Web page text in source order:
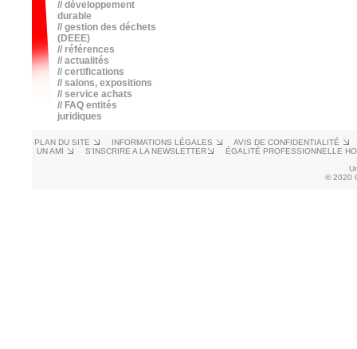
// développement
durable
// gestion des déchets
(DEEE)
// références
// actualités
// certifications
// salons, expositions
// service achats
// FAQ entités
juridiques
PLAN DU SITE INFORMATIONS LÉGALES
AVIS DE CONFIDENTIALITÉ
UN AMI
S’INSCRIRE A LA NEWSLETTER
ÉGALITÉ PROFESSIONNELLE
© 2020